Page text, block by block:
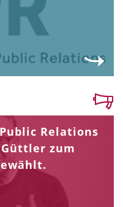
Relations
Güttler zum